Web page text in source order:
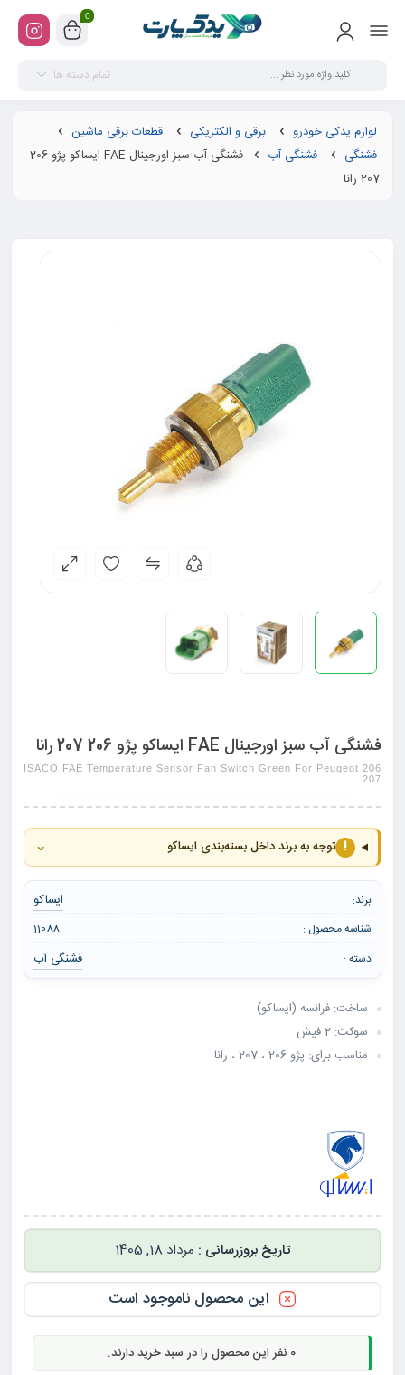
0
تمام دسته ها
لوازم یدکی خودرو برقی و الکتریکی
قطعات برقی ماشین
فشنگی
فشنگی آب
فشنگی آب سبز اورجینال FAE ایساکو پژو 206
207 رانا
فشنگی آب سبز اورجینال FAE ایساکو پژو 206 207 رانا
ISACO FAE Temperature Sensor Fan Switch Green For Peugeot 206
207
! توجه به برند داخل بسته‌بندی ایساکو ⌄
برند: ایساکو
شناسه محصول :
11088
دسته :
فشنگی آب
ساخت: فرانسه (ایساکو)
سوکت: 2 فیش
مناسب برای: پژو 206 ، 207 ، رانا
مرداد 18, 1405
این محصول ناموجود است
0 نفر این محصول را در سبد خرید دارند.